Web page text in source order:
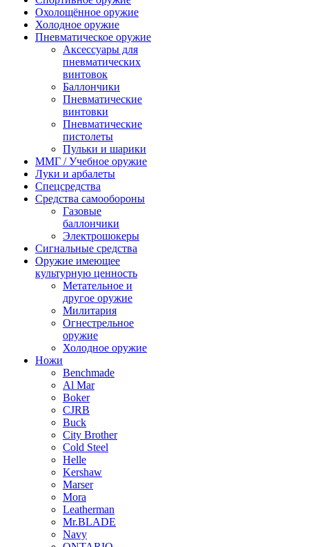
Охолощённое оружие
Холодное оружие
Пневматическое оружие
Аксессуары для
пневматических
винтовок
Баллончики
Пневматические
винтовки
Пневматические
пистолеты
Пульки и шарики
ММГ / Учебное оружие
Луки и арбалеты
Спецсредства
Средства самообороны
Газовые
баллончики
Электрошокеры
Сигнальные средства
Оружие имеющее
культурную ценность
Метательное и
другое оружие
Милитария
Огнестрельное
оружие
Холодное оружие
Ножи
Benchmade
Al Mar
Boker
CJRB
Buck
City Brother
Cold Steel
Helle
Kershaw
Marser
Mora
Leatherman
Mr.BLADE
Navy